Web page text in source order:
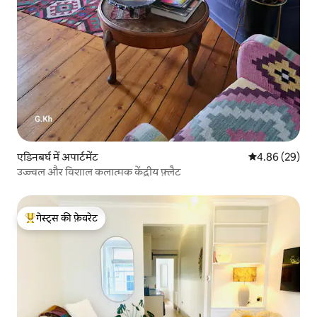
एडिनबर्घ में अपार्टमेंट औसत रेटिंग 5 में
4.86 (29)
उज्ज्वल और विशाल कलात्मक केंद्रीय फ़्लैट
गेस्ट्स का टॉप फ़ेवरेट
गेस्ट्स की फ़ेवरेट